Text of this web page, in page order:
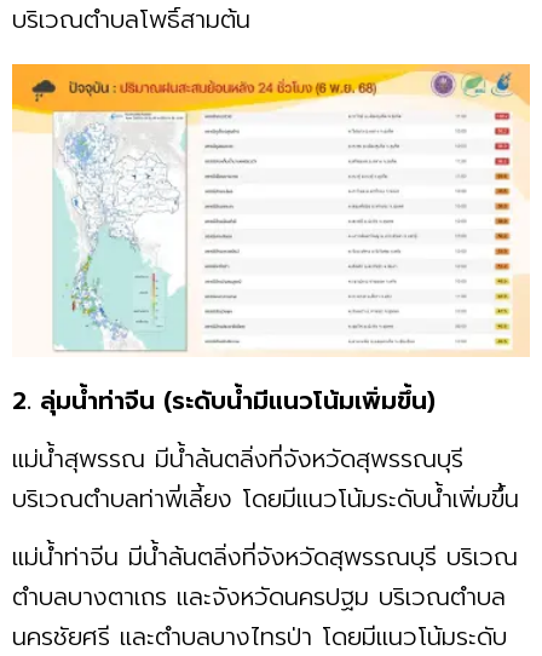
บริเวณตำบลโพธิ์สามต้น
2. ลุ่มน้ำท่าจีน (ระดับน้ำมีแนวโน้มเพิ่มขึ้น)
แม่น้ำสุพรรณ มีน้ำล้นตลิ่งที่จังหวัดสุพรรณบุรี
บริเวณตำบลท่าพี่เลี้ยง โดยมีแนวโน้มระดับน้ำเพิ่มขึ้น
แม่น้ำท่าจีน มีน้ำล้นตลิ่งที่จังหวัดสุพรรณบุรี บริเวณ
ตำบลบางตาเถร และจังหวัดนครปฐม บริเวณตำบล
นครชัยศรี และตำบลบางไทรป่า โดยมีแนวโน้มระดับ